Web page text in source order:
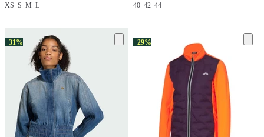
XS S M L 404244
−31% −29%